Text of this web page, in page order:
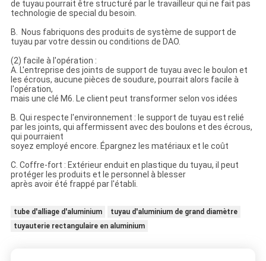
de tuyau pourrait être structuré par le travailleur qui ne fait pas
technologie de special du besoin.
B. Nous fabriquons des produits de système de support de
tuyau par votre dessin ou conditions de DAO.
(2) facile à l'opération :
A. L'entreprise des joints de support de tuyau avec le boulon et
les écrous, aucune pièces de soudure, pourrait alors facile à
l'opération,
mais une clé M6. Le client peut transformer selon vos idées
B. Qui respecte l'environnement : le support de tuyau est relié
par les joints, qui affermissent avec des boulons et des écrous,
qui pourraient
soyez employé encore. Épargnez les matériaux et le coût
C. Coffre-fort : Extérieur enduit en plastique du tuyau, il peut
protéger les produits et le personnel à blesser
après avoir été frappé par l'établi.
tube d'alliage d'aluminium
tuyau d'aluminium de grand diamètre
tuyauterie rectangulaire en aluminium